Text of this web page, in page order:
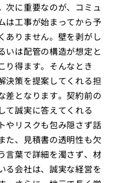
次に重要なのが、コミュ
は工事が始まってから予
ありません。壁を剥がし
いは配管の構造が想定と
り得ます。そんなとき
決策を提案してくれる担
差となります。契約前の
て誠実に答えてくれる
やリスクも包み隠さず話
た、見積書の透明性も欠
言葉で詳細を濁さず、材
る会社は、誠実な経営を